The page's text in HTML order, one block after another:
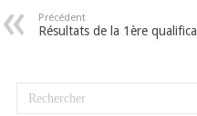
Précédent
Résultats de la 1ère